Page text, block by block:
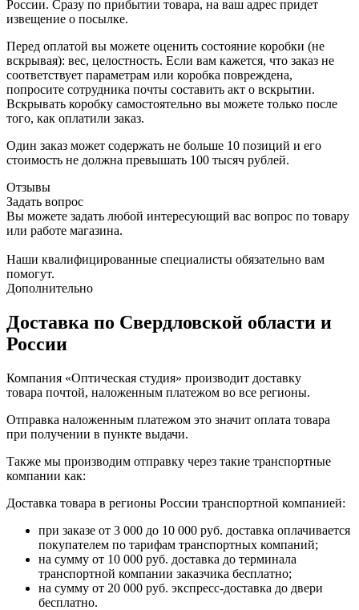
России. Сразу по прибытии товара, на ваш адрес придет
извещение о посылке.
Перед оплатой вы можете оценить состояние коробки (не
вскрывая): вес, целостность. Если вам кажется, что заказ не
соответствует параметрам или коробка повреждена,
попросите сотрудника почты составить акт о вскрытии.
Вскрывать коробку самостоятельно вы можете только после
того, как оплатили заказ.
Один заказ может содержать не больше 10 позиций и его
стоимость не должна превышать 100 тысяч рублей.
Отзывы
Задать вопрос
Вы можете задать любой интересующий вас вопрос по товару
или работе магазина.
Наши квалифицированные специалисты обязательно вам
помогут.
Дополнительно
Доставка по Свердловской области и
России
Компания «Оптическая студия» производит доставку
товара почтой, наложенным платежом во все регионы.
Отправка наложенным платежом это значит оплата товара
при получении в пункте выдачи.
Также мы производим отправку через такие транспортные
компании как:
Доставка товара в регионы России транспортной компанией:
при заказе от 3 000 до 10 000 руб. доставка оплачивается
покупателем по тарифам транспортных компаний;
на сумму от 10 000 руб. доставка до терминала
транспортной компании заказчика бесплатно;
на сумму от 20 000 руб. экспресс-доставка до двери
бесплатно.